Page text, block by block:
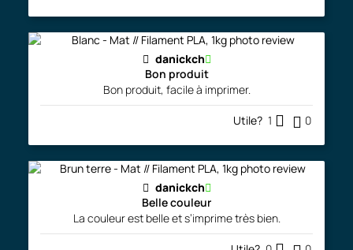
danickch
Bon produit
Bon produit, facile à imprimer.
Utile? 1 0
danickch
Belle couleur
La couleur est belle et s’imprime très bien.